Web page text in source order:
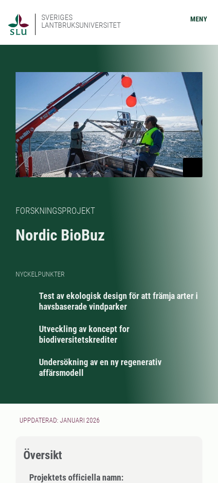
SVERIGES
LANTBRUKSUNIVERSITET
MENY
FORSKNINGSPROJEKT
Nordic BioBuz
NYCKELPUNKTER
Test av ekologisk design för att främja arter i
havsbaserade vindparker
Utveckling av koncept for
biodiversitetskrediter
Undersökning av en ny regenerativ
affärsmodell
UPPDATERAD: JANUARI 2026
Översikt
Projektets officiella namn: